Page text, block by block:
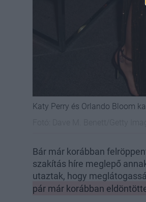
Katy Perry és Orlando Bloom
Bár már korábban
szakítás híre meglepő
utaztak, hogy
pár már korábban